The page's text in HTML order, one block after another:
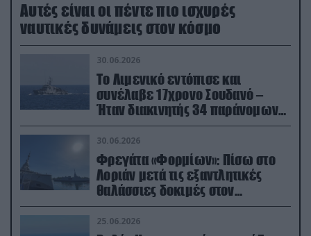
Aυτές είναι οι πέντε πιο ισχυρές
ναυτικές δυνάμεις στον κόσμο
30.06.2026
Το Λιμενικό εντόπισε και
συνέλαβε 17χρονο Σουδανό –
Ήταν διακινητής 34 παράνομων
μεταναστών
30.06.2026
Φρεγάτα «Φορμίων»: Πίσω στο
Λοριάν μετά τις εξαντλητικές
θαλάσσιες δοκιμές στον
απαιτητικό Βισκαϊκό
25.06.2026